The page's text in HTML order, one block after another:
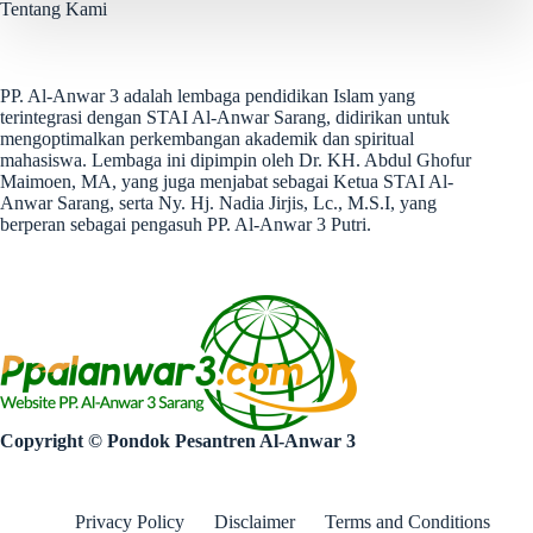
Tentang Kami
PP. Al-Anwar 3 adalah lembaga pendidikan Islam yang
terintegrasi dengan STAI Al-Anwar Sarang, didirikan untuk
mengoptimalkan perkembangan akademik dan spiritual
mahasiswa. Lembaga ini dipimpin oleh Dr. KH. Abdul Ghofur
Maimoen, MA, yang juga menjabat sebagai Ketua STAI Al-
Anwar Sarang, serta Ny. Hj. Nadia Jirjis, Lc., M.S.I, yang
berperan sebagai pengasuh PP. Al-Anwar 3 Putri.
Copyright © Pondok Pesantren Al-Anwar 3
Privacy Policy Disclaimer Terms and Conditions